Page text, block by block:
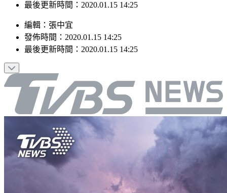
發佈時間：2020.01.15 14:25
編輯：張中宜
發佈時間：2020.01.15 14:25